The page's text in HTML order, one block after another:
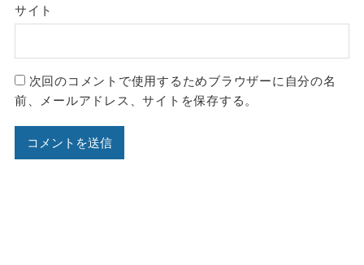
サイト
次回のコメントで使用するためブラウザーに自分の名
前、メールアドレス、サイトを保存する。